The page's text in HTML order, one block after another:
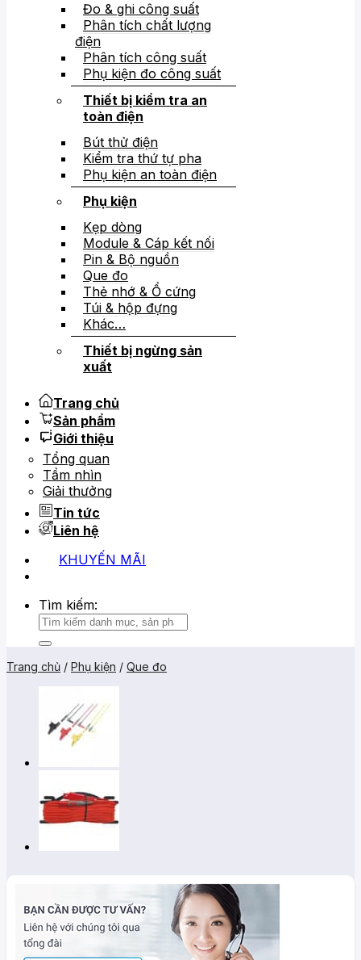
Đo & ghi công suất
Phân tích chất lượng
điện
Phân tích công suất
Phụ kiện đo công suất
Thiết bị kiểm tra an
toàn điện
Bút thử điện
Kiểm tra thứ tự pha
Phụ kiện an toàn điện
Phụ kiện
Kẹp dòng
Module & Cáp kết nối
Pin & Bộ nguồn
Que đo
Thẻ nhớ & Ổ cứng
Túi & hộp đựng
Khác…
Thiết bị ngừng sản
xuất
Trang chủ
Sản phẩm
Giới thiệu
Tổng quan
Tầm nhìn
Giải thưởng
Tin tức
Liên hệ
KHUYẾN MÃI
Tìm kiếm:
Trang chủ / Phụ kiện / Que đo